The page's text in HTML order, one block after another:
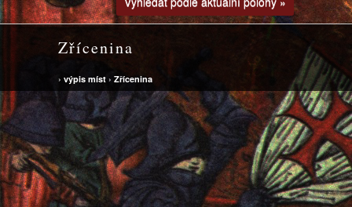
Zřícenina
› výpis míst › Zřícenina